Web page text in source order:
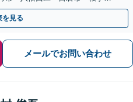
を見る
メールでお問い合わせ